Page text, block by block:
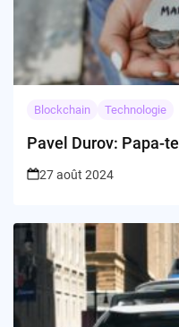
Blockchain Technologie
Pavel Durov: Papa-
27 août 2024